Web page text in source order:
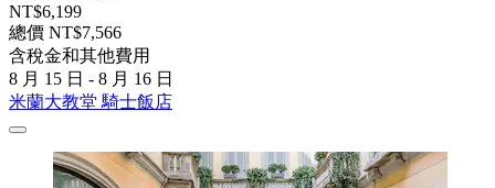
NT$6,199
總價 NT$7,566
含稅金和其他費用
8 月 15 日 - 8 月 16 日
米蘭大教堂 騎士飯店